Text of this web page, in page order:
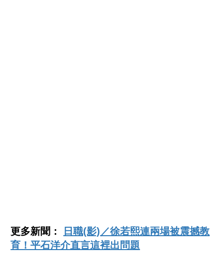
更多新聞：
日職(影)／徐若熙連兩場被震撼教
育！平石洋介直言這裡出問題